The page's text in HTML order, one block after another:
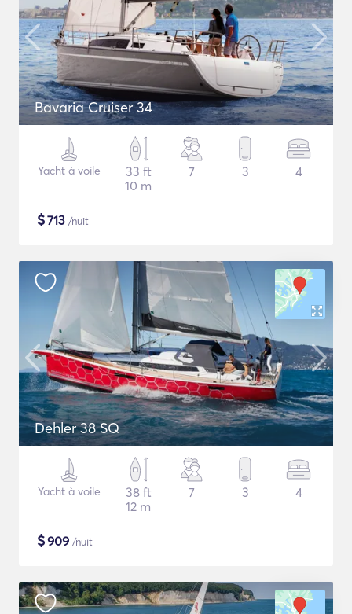
Bavaria Cruiser 34
Yacht à voile
33 ft
10 m
7 3 4
$713 /nuit
Dehler 38 SQ
Yacht à voile
38 ft
12 m
7 3 4
$909 /nuit